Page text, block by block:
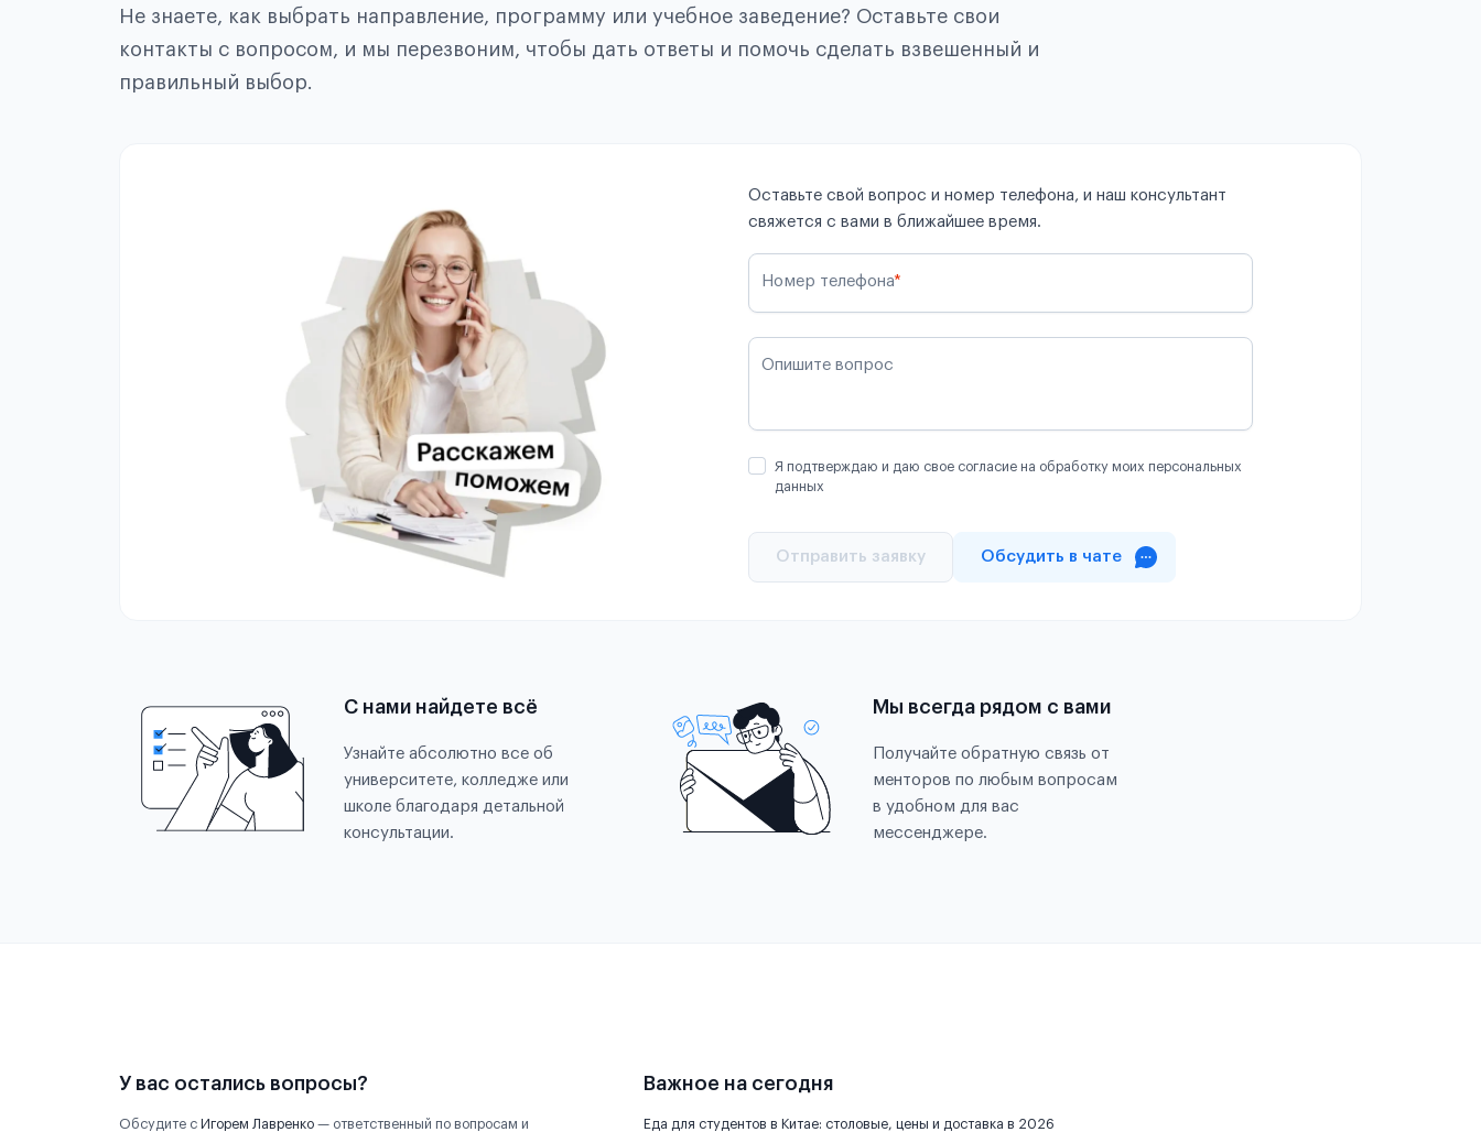
Не знаете, как выбрать направление, программу или учебное заведение? Оставьте свои
контакты с вопросом, и мы перезвоним, чтобы дать ответы и помочь сделать взвешенный и
правильный выбор.
Оставьте свой вопрос и номер телефона, и наш консультант
свяжется с вами в ближайшее время.
Номер телефона*
Опишите вопрос
Я подтверждаю и даю свое согласие на обработку моих персональных
данных
Отправить заявку Обсудить в чате
С нами найдете всё
Узнайте абсолютно все об
университете, колледже или
школе благодаря детальной
консультации.
Мы всегда рядом с вами
Получайте обратную связь от
менторов по любым вопросам
в удобном для вас
мессенджере.
У вас остались вопросы?
Обсудите с Игорем Лавренко — ответственный по вопросам и
Важное на сегодня
Еда для студентов в Китае: столовые, цены и доставка в 2026